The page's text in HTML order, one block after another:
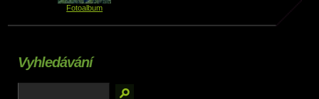
Fotoalbum
Vyhledávání